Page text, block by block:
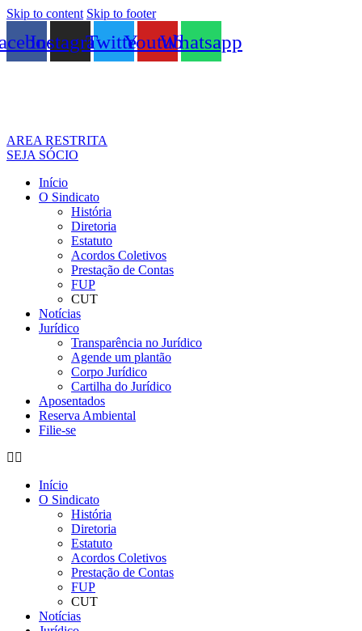
Skip to content Skip to footer
InstagramTwitterYoutubeWhatsapp
AREA RESTRITA
SEJA SÓCIO
Início
O Sindicato
História
Diretoria
Estatuto
Acordos Coletivos
Prestação de Contas
FUP
CUT
Notícias
Jurídico
Transparência no Jurídico
Agende um plantão
Corpo Jurídico
Cartilha do Jurídico
Aposentados
Reserva Ambiental
Filie-se
Início
O Sindicato
História
Diretoria
Estatuto
Acordos Coletivos
Prestação de Contas
FUP
CUT
Notícias